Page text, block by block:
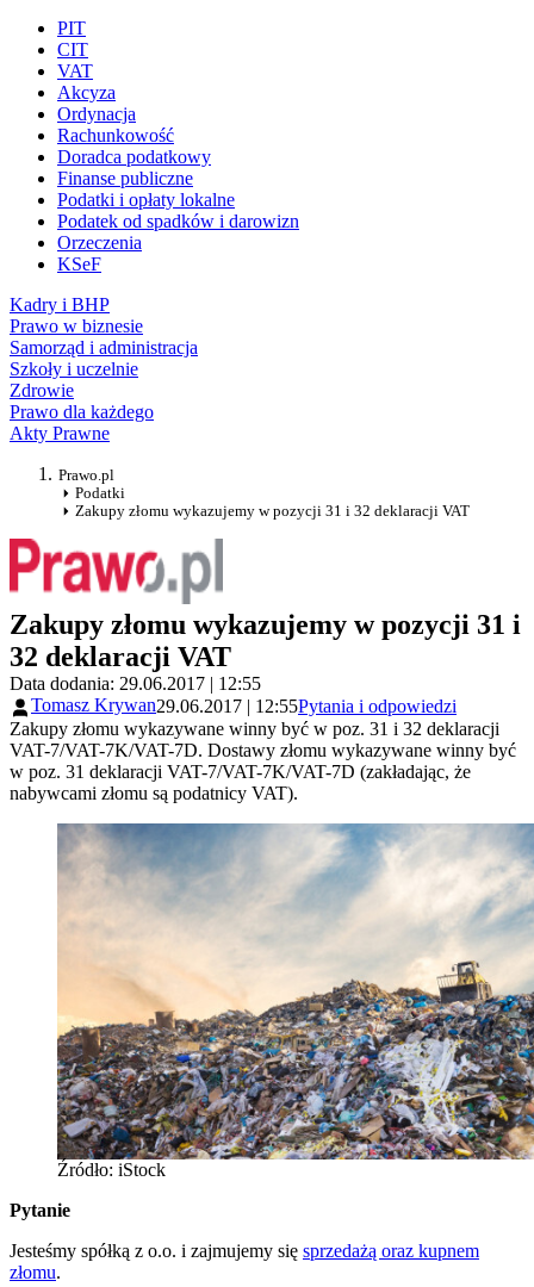
PIT
CIT
VAT
Akcyza
Ordynacja
Rachunkowość
Doradca podatkowy
Finanse publiczne
Podatki i opłaty lokalne
Podatek od spadków i darowizn
Orzeczenia
KSeF
Kadry i BHP
Prawo w biznesie
Samorząd i administracja
Szkoły i uczelnie
Zdrowie
Prawo dla każdego
Akty Prawne
Prawo.pl
Podatki
Zakupy złomu wykazujemy w pozycji 31 i 32 deklaracji VAT
Zakupy złomu wykazujemy w pozycji 31 i
32 deklaracji VAT
Data dodania: 29.06.2017 | 12:55
Tomasz Krywan29.06.2017 | 12:55Pytania i odpowiedzi
Zakupy złomu wykazywane winny być w poz. 31 i 32 deklaracji
VAT-7/VAT-7K/VAT-7D. Dostawy złomu wykazywane winny być
w poz. 31 deklaracji VAT-7/VAT-7K/VAT-7D (zakładając, że
nabywcami złomu są podatnicy VAT).
Źródło: iStock
Pytanie
Jesteśmy spółką z o.o. i zajmujemy się sprzedażą oraz kupnem
złomu.